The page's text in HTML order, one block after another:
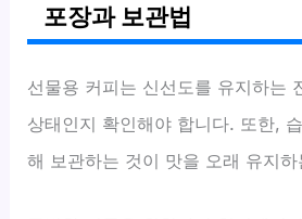
포장과 보관법
선물용 커피는 신선도를 유지하는
상태인지 확인해야 합니다. 또한,
해 보관하는 것이 맛을 오래 유지